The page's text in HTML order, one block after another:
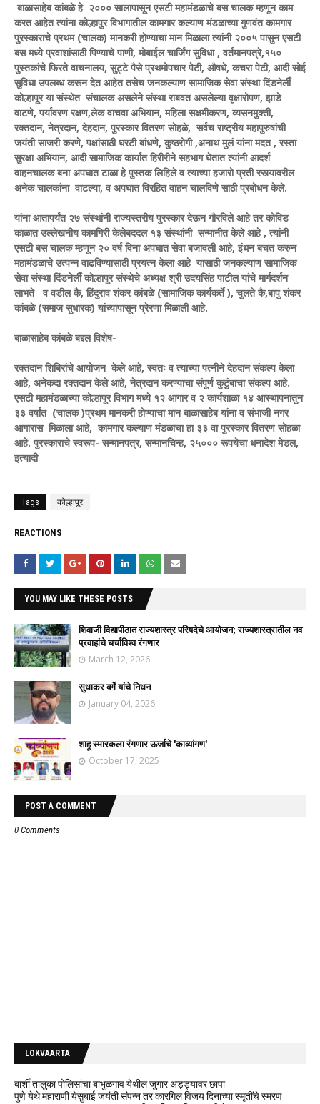
बाळासाहेब कांबळे हे २००० सालापासून एसटी महामंडळाचे बस चालक म्हणून काम
करत आहेत त्यांना कोल्हापुर विभागातील कामगार कल्याण मंडळाच्या गुणवंत कामगार
पुरस्काराचे प्रथम (चालक) मानकरी होण्याचा मान मिळाला त्यांनी २००५ पासुन एसटी
बस मध्ये प्रवाशांसाठी पिण्याचे पाणी, मोबाईल चार्जिंग सुविधा , वर्तमानपत्रे,१५०
पुस्तकांचे फिरते वाचनालय, सुट्टे पैसे प्रथमोपचार पेटी, औषधे, कचरा पेटी, आदी सोई
सुविधा उपलब्ध करून देत आहेत तसेच जनकल्याण सामाजिक सेवा संस्था दिंडनेलीऀ
कोल्हापूर या संस्थेत संचालक असलेने संस्था राबवत असलेल्या वृक्षारोपण, झाडे
वाटणे, पर्यावरण रक्षण,लेक वाचवा अभियान, महिला सक्षमीकरण, व्यसनमुक्ती,
रक्तदान, नेत्रदान, देहदान, पुरस्कार वितरण सोहळे, सर्वच राष्ट्रीय महापुरुषांची
जयंती साजरी करणे, पक्षांसाठी घरटी बांधणे, कुष्ठरोगी ,अनाथ मुलं यांना मदत , रस्ता
सुरक्षा अभियान, आदी सामाजिक कार्यात हिरीरीने सहभाग घेतात त्यांनी आदर्श
वाहनचालक बना अपघात टाळा हे पुस्तक लिहिले व त्याच्या हजारो प्रती रस्त्यावरील
अनेक चालकांना वाटल्या, व अपघात विरहित वाहन चालविणे साठी प्रबोधन केले.
यांना आतापर्यंत २७ संस्थांनी राज्यस्तरीय पुरस्कार देऊन गौरविले आहे तर कोविड
काळात उल्लेखनीय कामगिरी केलेबददल १३ संस्थांनी सन्मानीत केले आहे , त्यांनी
एसटी बस चालक म्हणून २० वर्ष विना अपघात सेवा बजावली आहे, इंधन बचत करुन
महामंडळाचे उत्पन्न वाढविण्यासाठी प्रयत्न केला आहे यासाठी जनकल्याण सामाजिक
सेवा संस्था दिंडनेलीऀ कोल्हापूर संस्थेचे अध्यक्ष श्री उदयसिंह पाटील यांचे मार्गदर्शन
लाभते व वडील कै, हिंदुराव शंकर कांबळे (सामाजिक कार्यकर्ते ), चुलते कै,बापु शंकर
कांबळे (समाज सुधारक) यांच्यापासून प्रेरणा मिळाली आहे.
बाळासाहेब कांबळे बद्दल विशेष-
रक्तदान शिबिरांचे आयोजन केले आहे, स्वतः व त्याच्या पत्नीने देहदान संकल्प केला
आहे, अनेकदा रक्तदान केले आहे, नेत्रदान करण्याचा संपूर्ण कुटुंबाचा संकल्प आहे.
एसटी महामंडळाच्या कोल्हापूर विभाग मध्ये १२ आगार व २ कार्यशाळा १४ आस्थापनातुन
३३ वर्षांत (चालक )प्रथम मानकरी होण्याचा मान बाळासाहेब यांना व संभाजी नगर
आगारास मिळाला आहे, कामगार कल्याण मंडळाचा हा ३३ वा पुरस्कार वितरण सोहळा
आहे. पुरस्काराचे स्वरूप- सन्मानपत्र, सन्मानचिन्ह, २५००० रूपयेचा धनादेश मेडल,
इत्यादी
Tags कोल्हापूर
REACTIONS
YOU MAY LIKE THESE POSTS
शिवाजी विद्यापीठात राज्यशास्त्र परिषदेचे आयोजन; राज्यशास्त्रातील नव
प्रवाहांचे चर्चाविश्व रंगणार
March 12, 2026
सुधाकर बर्गे यांचे निधन
January 04, 2026
शाहू स्मारकला रंगणार ऊर्जाचे 'काव्यांगण'
October 17, 2025
POST A COMMENT
0 Comments
LOKVAARTA
बार्शी तालुका पोलिसांचा बाभुळगाव येथील जुगार अड्ड्यावर छापा
पुणे येथे महाराणी येसुबाई जयंती संपन्न तर कारगिल विजय दिनाच्या स्मृतींचे स्मरण